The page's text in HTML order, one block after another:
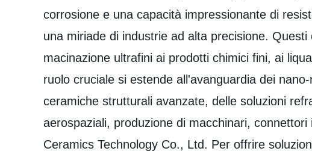
corrosione e una capacità impressionante di
una miriade di industrie ad alta precisione.
macinazione ultrafini ai prodotti chimici fini, ai
ruolo cruciale si estende all'avanguardia dei
ceramiche strutturali avanzate, delle soluzioni
aerospaziali, produzione di macchinari,
Ceramics Technology Co., Ltd. Per offrire